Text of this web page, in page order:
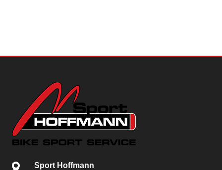
Sport Hoffmann